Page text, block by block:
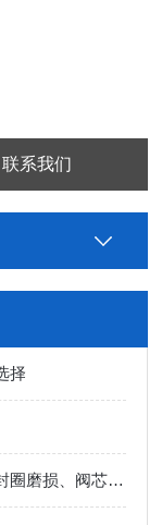
联系我们
择
卫生级气动角座阀常见故障诊断：密封圈磨损、阀芯卡滞与气源压力不稳